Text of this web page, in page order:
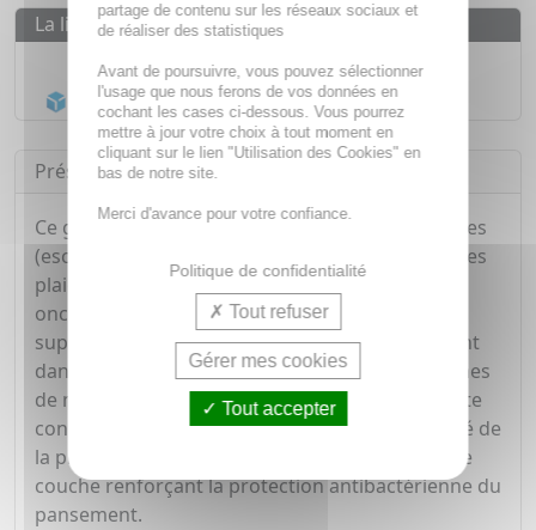
La livraison
Livraison gratuite dès
Acheminement Chronoposten 24h*
Présentation
Ce gel aide à la cicatrisation des plaies chroniques
(escarres de décubitus, divers types d'ulcères), les
plaies infectées, les lésions chirurgicales
oncologiques radio-induites et les brûlures
superficielles (1er et 2nd degrés). Le miel présent
dans ce gel présente une forte teneur en enzymes
de miel, dont la glucose oxydase. Grâce à sa forte
concentration en sucre, une partie de la sérosité de
la plaie se mélange au gel formant ainsi une fine
couche renforçant la protection antibactérienne du
pansement.
partage de contenu sur les réseaux sociaux et
de réaliser des statistiques
Avant de poursuivre, vous pouvez sélectionner
l'usage que nous ferons de vos données en
cochant les cases ci-dessous. Vous pourrez
mettre à jour votre choix à tout moment en
cliquant sur le lien "Utilisation des Cookies" en
bas de notre site.
Merci d'avance pour votre confiance.
Politique de confidentialité
Tout refuser
Gérer mes cookies
Tout accepter